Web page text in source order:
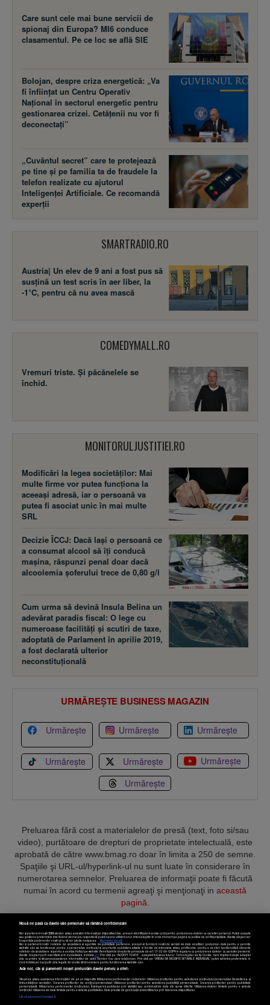
Care sunt cele mai bune servicii de
spionaj din Europa? MI6 conduce
clasamentul. Pe ce loc se află SIE
Bolojan, despre criza energetică: „Va
fi înființat un Centru Operativ
Național în sectorul energetic pentru
gestionarea crizei. Cetățenii nu vor fi
deconectați”
„Cuvântul secret” care te protejează
pe tine și pe familia ta de fraudele la
telefon realizate cu ajutorul
Inteligenței Artificiale. Ce recomandă
experții
SMARTRADIO.RO
Austria| Un elev de 9 ani a fost pus să
susţină un test scris în aer liber, la
-1°C, pentru că nu avea mască
COMEDYMALL.RO
Vremuri triste. Şi păcănelele se
închid.
MONITORULJUSTITIEI.RO
Modificări la legea societăţilor: Mai
multe firme vor putea funcţiona la
aceeaşi adresă, iar o persoană va
putea fi asociat unic în mai multe
SRL
Decizie ÎCCJ: Dacă laşi o persoană ce
a consumat alcool să îţi conducă
maşina, răspunzi penal doar dacă
alcoolemia şoferului trece de 0,80 g/l
Cum urma să devină Insula Belina un
adevărat paradis fiscal: O lege cu
numeroase facilităţi şi scutiri de taxe,
adoptată de Parlament în aprilie 2019,
a fost declarată ulterior
neconstituţională
URMĂREȘTE BUSINESS MAGAZIN
Urmărește Urmărește Urmărește
Urmărește Urmărește
Urmărește
Urmărește
Preluarea fără cost a materialelor de presă (text, foto si/sau
video), purtătoare de drepturi de proprietate intelectuală, este
aprobată de către www.bmag.ro doar în limita a 250 de semne.
Spaţiile şi URL-ul/hyperlink-ul nu sunt luate în considerare în
numerotarea semnelor. Preluarea de informaţii poate fi făcută
numai în acord cu termenii agreaţi şi menţionaţi in această
pagină
Termeni și condiții Confidențialitate Cookies Contact
Copyright © 2025 BUSINESSMEX S.A.
Setări cookies
Nouă ne pasă ca datele tale personale să rămână confidențiale
Noi și partenerii noștri589stocăm și/sau accesăm informații pe dispozitivul dvs., precum identificatorii cookie unici pentru prelucrarea datelor cu caracter personal. Puteți accepta
sau gestiona preferințele dvs. făcând clic mai jos, respectiv vă puteți opune utilizării unui interes legitim în orice moment pe pagina cu politica de confidențialitate. Aceste alegeri vor
fi raportate partenerilor noștri și nu vă vor afecta navigarea.
Mai multe detalii
Noi si partenerii nostri (retelele de socializare si agentiile de publicitate partenere, precum si furnizorii nostri de servicii de date analitice) prelucram date pentru a permite
website-ului sa functioneze, pentru a personaliza continutul si anunturile publicitare afisate in functie de interesele si/sau profilul dvs., pentru a va oferi functionalitati aferente
retelelor de socializare si pentru a analiza traficul pe website. Beneficiati de drepturile prevazute de art. 15-22 din GDPR in legatura cu prelucrarea datelor cu caracter personal.
Aceste drepturi pot fi exercitate prin modalitatea indicataaici. Prin click pe “ACCEPT TOATE”, acceptati folosirea tuturor Tehnologiilor de tip Cookie, care implica inclusiv acceptul
dvs. cu privire la stocarea/accesarea informatiilor de catre Vendor-ii cu care colaboram. Prin click pe “VREAU SA MODIFIC SETARILE INDIVIDUAL” puteti schimba preferintele in
mod individual, mai putin cele legate de cookie strict necesare pentru functionarea website-ului.
Atât noi, cât și partenerii noștri prelucrăm datele pentru a oferi:
Stocarea și/sau accesarea informațiilor de pe un dispozitiv. Măsurarea performanței reclamelor. Utilizarea profilurilor pentru selectarea conținutului personalizat. Dezvoltarea și
îmbunătățirea serviciilor. Crearea profilurilor de conținut personalizat. Utilizarea profilurilor pentru selectarea publicității personalizate. Crearea profilurilor pentru publicitate
personalizată. Măsurarea performanței conținutului. Înțelegerea publicului prin statistici sau combinații de date din surse diferite. Utilizarea datelor limitate pentru a selecta
conținutul. Utilizarea de date limitate pentru a selecta publicitatea. Date precise de geolocație și identificarea prin scanarea dispozitivului.
Listă parteneri (furnizori)